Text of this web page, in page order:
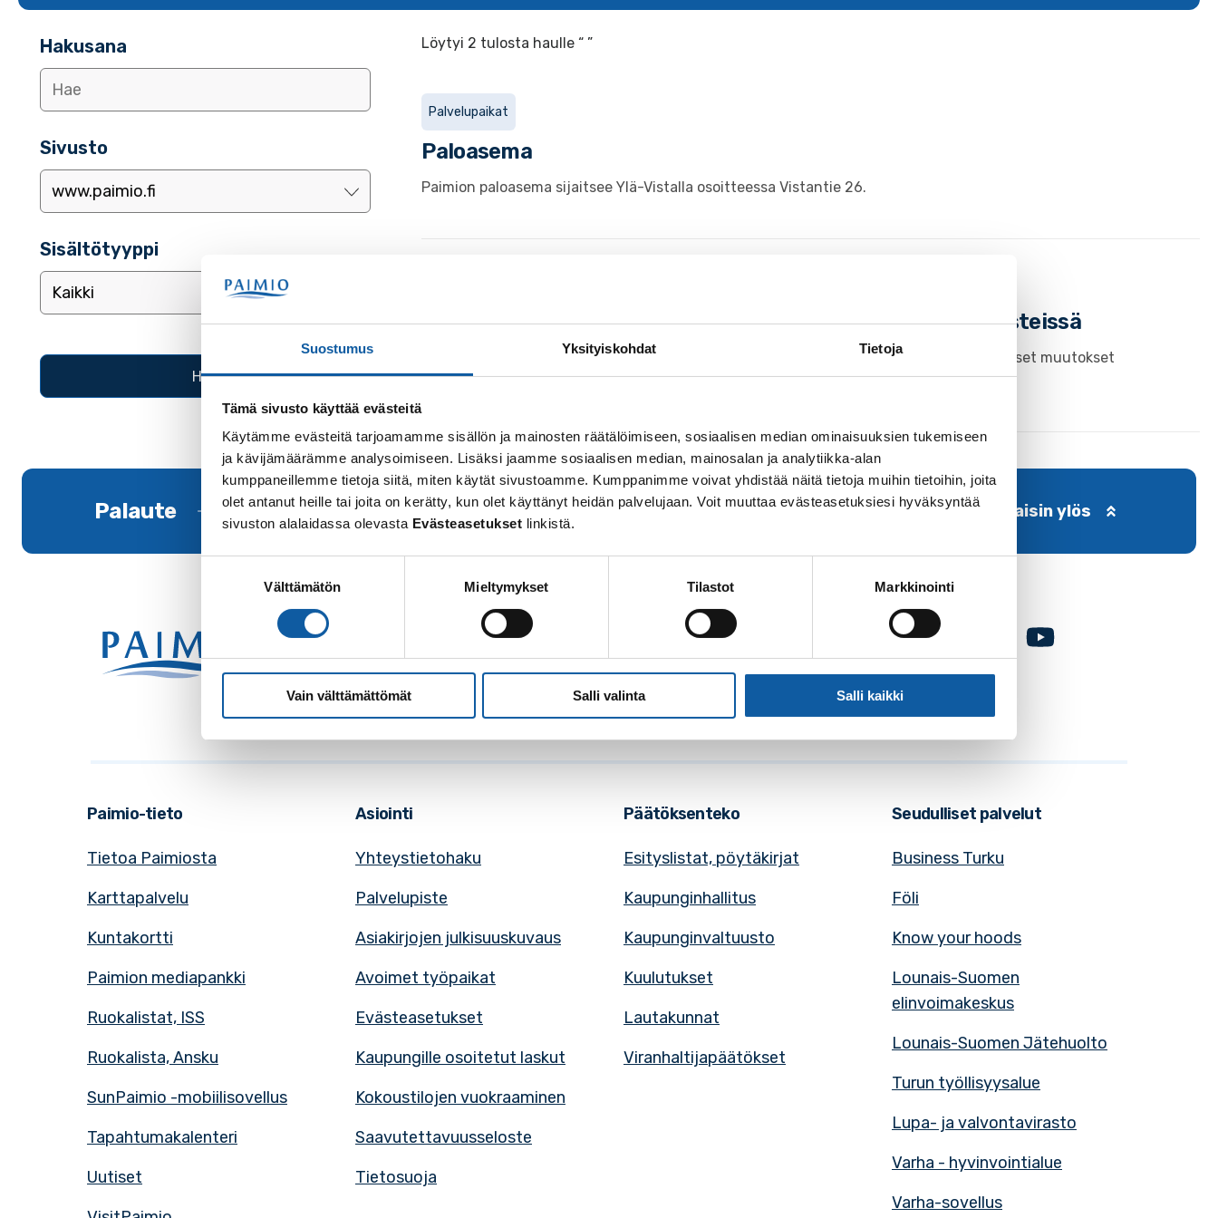
Suostumus Yksityiskohdat Tietoja
Tämä sivusto käyttää evästeitä
Käytämme evästeitä tarjoamamme sisällön ja mainosten räätälöimiseen, sosiaalisen median ominaisuuksien tukemiseen
ja kävijämäärämme analysoimiseen. Lisäksi jaamme sosiaalisen median, mainosalan ja analytiikka-alan
kumppaneillemme tietoja siitä, miten käytät sivustoamme. Kumppanimme voivat yhdistää näitä tietoja muihin tietoihin, joita
olet antanut heille tai joita on kerätty, kun olet käyttänyt heidän palvelujaan. Voit muuttaa evästeasetuksiesi hyväksyntää
sivuston alalaidassa olevasta Evästeasetukset linkistä.
Välttämätön Mieltymykset Tilastot Markkinointi
Vain välttämättömät Salli valinta Salli kaikki
Hakusana
Sivusto
Sisältötyyppi
Löytyi 2 tulosta haulle “ ”
Palvelupaikat
Paloasema
Paimion paloasema sijaitsee Ylä-Vistalla osoitteessa Vistantie 26.
Varhan toiminta alkanut - palvelut yhä samoissa asiointipisteissä
Varsinais-Suomen hyvinvointialueen toiminta on alkanut 1.1.2023. Lue uutisesta keskeiset muutokset
paimiolaisten näkökulmasta.
Palaute Takaisin ylös
Käyntiosoite: Vistantie 18
Postiosoite: PL 50, 21531 PAIMIO
Vaihde: (02) 474 511
Sähköposti:
paimio.kaupunki@paimio.fi
FacebookInstagram
Paimio-tieto
Tietoa Paimiosta
Karttapalvelu
Kuntakortti
Paimion mediapankki
Ruokalistat, ISS
Ruokalista, Ansku
SunPaimio -mobiilisovellus
Tapahtumakalenteri
Uutiset
Asiointi
Yhteystietohaku
Palvelupiste
Asiakirjojen julkisuuskuvaus
Avoimet työpaikat
Evästeasetukset
Kaupungille osoitetut laskut
Kokoustilojen vuokraaminen
Saavutettavuusseloste
Tietosuoja
Päätöksenteko
Esityslistat, pöytäkirjat
Kaupunginhallitus
Kaupunginvaltuusto
Kuulutukset
Lautakunnat
Viranhaltijapäätökset
Seudulliset palvelut
Business Turku
Föli
Know your hoods
Lounais-Suomen
elinvoimakeskus
Lounais-Suomen Jätehuolto
Turun työllisyysalue
Lupa- ja valvontavirasto
Varha - hyvinvointialue
Varha-sovellus